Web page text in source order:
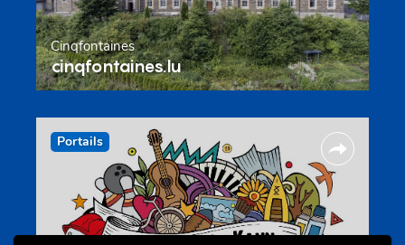
Cinqfontaines
cinqfontaines.lu
Portails